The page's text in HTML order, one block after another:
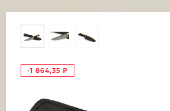
-1 864,35 ₽